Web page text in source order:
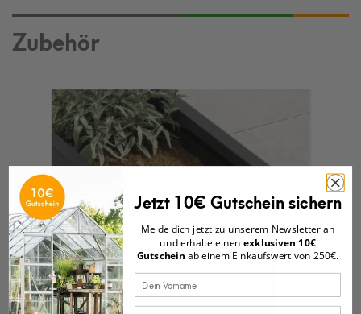
Zubehör
Jetzt 10€ Gutschein sichern
Melde dich jetzt zu unserem Newsletter an
und erhalte einenexklusiven 10€
Gutschein ab einem Einkaufswert von 250€.